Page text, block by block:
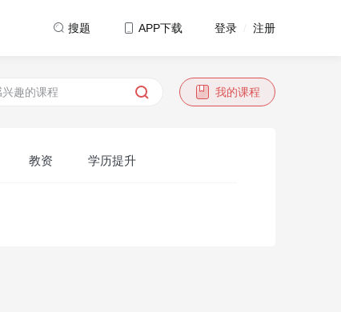
搜题 APP下载 登录 注册
我的课程
教资 学历提升